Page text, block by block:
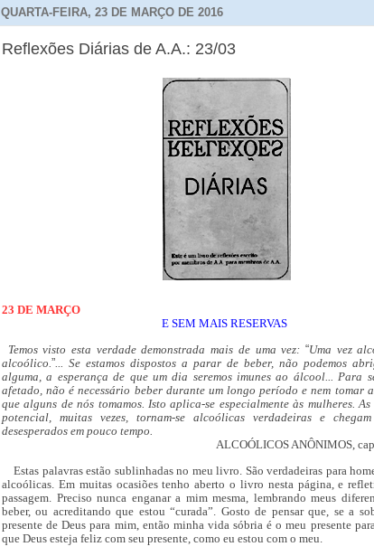
QUARTA-FEIRA, 23 DE MARÇO DE 2016
Reflexões Diárias de A.A.: 23/03
23 DE MARÇO
E SEM MAIS RESERVAS
Temos visto esta verdade demonstrada mais de uma vez: “Uma vez
alcoólico.”... Se estamos dispostos a parar de beber, não podemos
alguma, a esperança de que um dia seremos imunes ao álcool... Para
afetado, não é necessário beber durante um longo período e nem tomar
que alguns de nós tomamos. Isto aplica-se especialmente às mulheres.
potencial, muitas vezes, tornam-se alcoólicas verdadeiras e
desesperados em pouco tempo.
ALCOÓLICOS ANÔNIMOS,
Estas palavras estão sublinhadas no meu livro. São verdadeiras para
alcoólicas. Em muitas ocasiões tenho aberto o livro nesta página, e
passagem. Preciso nunca enganar a mim mesma, lembrando meus
beber, ou acreditando que estou “curada”. Gosto de pensar que, se a
presente de Deus para mim, então minha vida sóbria é o meu presente
que Deus esteja feliz com seu presente, como eu estou com o meu.